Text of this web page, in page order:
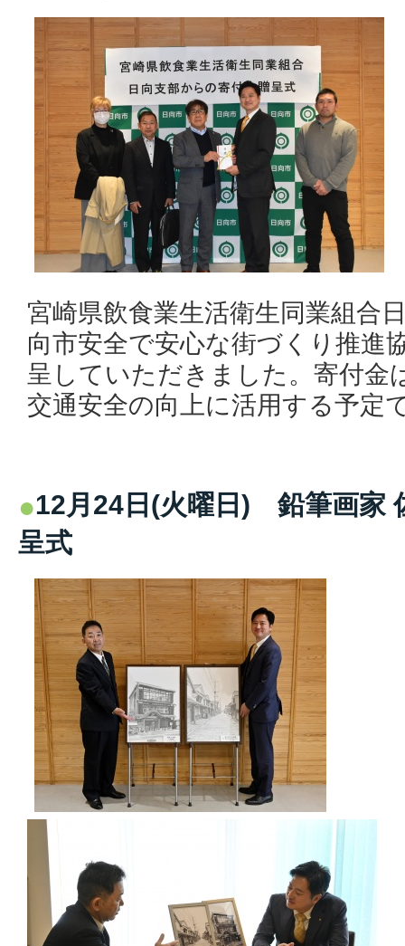
宮崎県飲食業生活衛生同業組合
向市安全で安心な街づくり推進
呈していただきました。寄付金
交通安全の向上に活用する予定
12月24日(火曜日) 鉛筆画家
呈式